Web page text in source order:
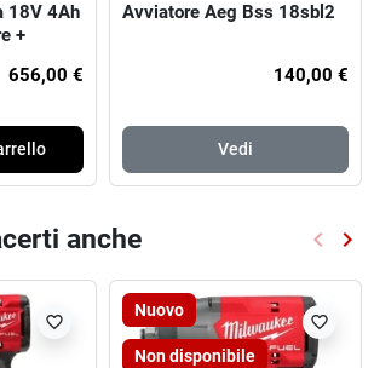
18V 4Ah
+
656,00 €
Avviatore Aeg Bss 18sbl2
140,00 €
Vedi
anche keyboard_arrow_left keyboard_arrow_right
favorite_border
Nuovo
Non disponibile
favorite_border